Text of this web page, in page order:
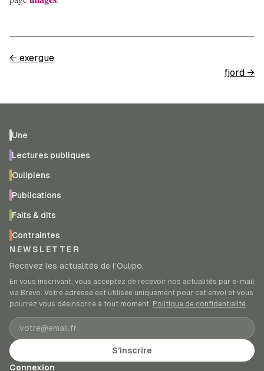
← exergue
fjord →
Une
Lectures publiques
Oulipiens
Publications
Faits & dits
Contraintes
NEWSLETTER
Recevez les actualités de l’Oulipo.
En vous inscrivant, vous acceptez de recevoir nos actualités par e-mail
via Brevo. Votre adresse est utilisée uniquement pour cet envoi et vous
pourrez vous désinscrire à tout moment. Politique de confidentialité.
Adresse e-mail
S’inscrire
Connexion